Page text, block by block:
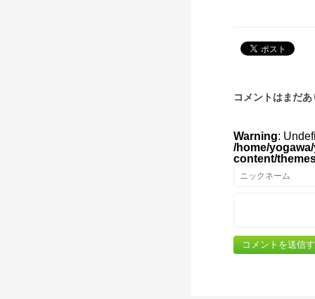
コメントはまだ
Warning:
/home/
content/